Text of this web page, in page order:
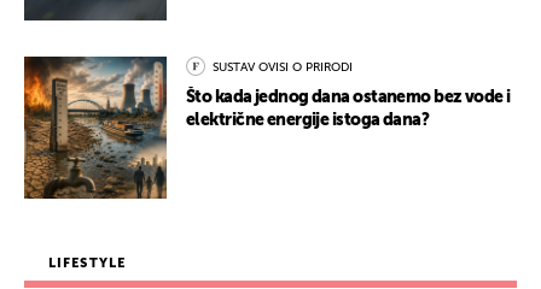
SUSTAV OVISI O PRIRODI
Što kada jednog dana ostanemo bez vode i
električne energije istoga dana?
LIFESTYLE